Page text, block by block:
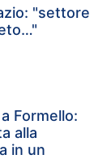
"settore
Formello:
alla
in un